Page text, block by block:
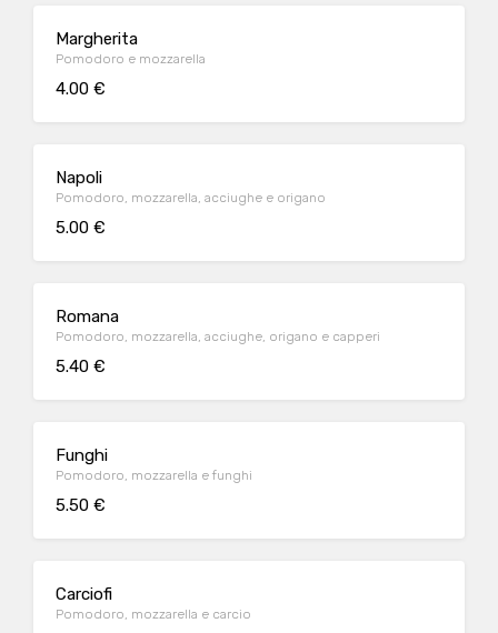
Margherita
Pomodoro e mozzarella
4.00 €
Napoli
Pomodoro, mozzarella, acciughe e origano
5.00 €
Romana
Pomodoro, mozzarella, acciughe, origano e capperi
5.40 €
Funghi
Pomodoro, mozzarella e funghi
5.50 €
Carciofi
Pomodoro, mozzarella e carcio